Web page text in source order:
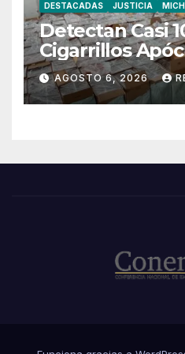
DESTACADAS JUSTICIA
Detectan Casi
Cigarrillos
Lázaro
AGOSTO 6, 2026